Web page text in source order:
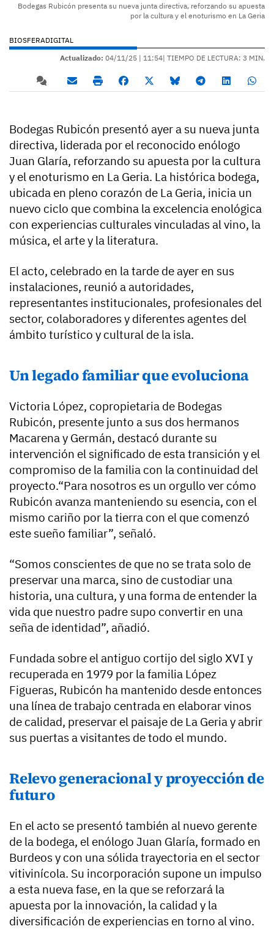
Bodegas Rubicón presenta su nueva junta directiva, reforzando su apuesta
por la cultura y el enoturismo en La Geria
BIOSFERADIGITAL
Actualizado: 04/11/25 | 11:54| TIEMPO DE LECTURA: 3 MIN.
Bodegas Rubicón presentó ayer a su nueva junta
directiva, liderada por el reconocido enólogo
Juan Glaría, reforzando su apuesta por la cultura
y el enoturismo en La Geria. La histórica bodega,
ubicada en pleno corazón de La Geria, inicia un
nuevo ciclo que combina la excelencia enológica
con experiencias culturales vinculadas al vino, la
música, el arte y la literatura.
El acto, celebrado en la tarde de ayer en sus
instalaciones, reunió a autoridades,
representantes institucionales, profesionales del
sector, colaboradores y diferentes agentes del
ámbito turístico y cultural de la isla.
Un legado familiar que evoluciona
Victoria López, copropietaria de Bodegas
Rubicón, presente junto a sus dos hermanos
Macarena y Germán, destacó durante su
intervención el significado de esta transición y el
compromiso de la familia con la continuidad del
proyecto.“Para nosotros es un orgullo ver cómo
Rubicón avanza manteniendo su esencia, con el
mismo cariño por la tierra con el que comenzó
este sueño familiar”, señaló.
“Somos conscientes de que no se trata solo de
preservar una marca, sino de custodiar una
historia, una cultura, y una forma de entender la
vida que nuestro padre supo convertir en una
seña de identidad”, añadió.
Fundada sobre el antiguo cortijo del siglo XVI y
recuperada en 1979 por la familia López
Figueras, Rubicón ha mantenido desde entonces
una línea de trabajo centrada en elaborar vinos
de calidad, preservar el paisaje de La Geria y abrir
sus puertas a visitantes de todo el mundo.
Relevo generacional y proyección de
futuro
En el acto se presentó también al nuevo gerente
de la bodega, el enólogo Juan Glaría, formado en
Burdeos y con una sólida trayectoria en el sector
vitivinícola. Su incorporación supone un impulso
a esta nueva fase, en la que se reforzará la
apuesta por la innovación, la calidad y la
diversificación de experiencias en torno al vino.